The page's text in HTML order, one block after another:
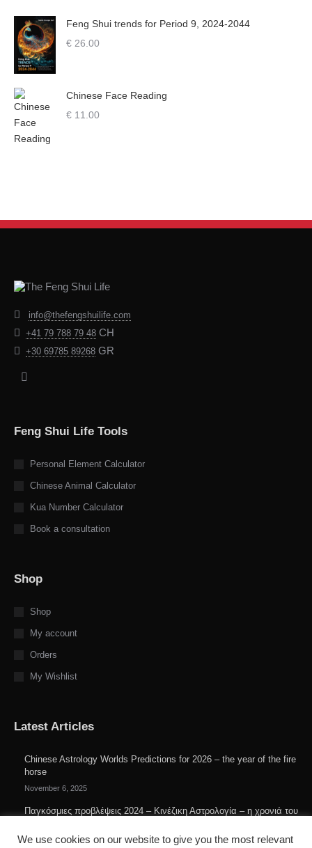
Feng Shui trends for Period 9, 2024-2044
€ 26.00
Chinese Face Reading
€ 11.00
info@thefengshuilife.com
+41 79 788 79 48 CH
+30 69785 89268 GR
Find us on:
Facebook
in
Feng Shui Life Tools
Personal Element Calculator
Chinese Animal Calculator
Kua Number Calculator
Book a consultation
Shop
Shop
My account
Orders
My Wishlist
Latest Articles
Chinese Astrology Worlds Predictions for 2026 – the year of the fire
horse
November 6, 2025
Παγκόσμιες προβλέψεις 2024 – Κινέζικη Αστρολογία – η χρονιά του
February 18, 2024
We use cookies on our website to give you the most relevant